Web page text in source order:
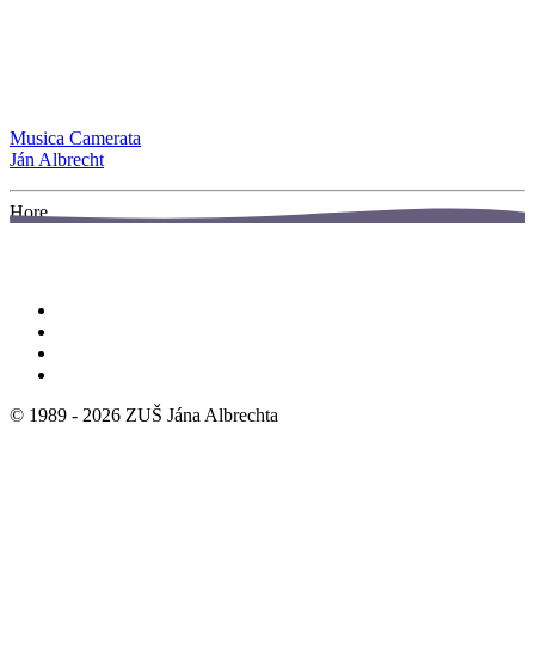
Musica Camerata
Ján Albrecht
Hore
© 1989 - 2026 ZUŠ Jána Albrechta